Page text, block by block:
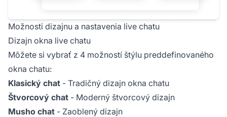
Možnosti dizajnu a nastavenia live chatu
Dizajn okna live chatu
Môžete si vybrať z 4 možností štýlu preddefinovaného
okna chatu:
Klasický chat - Tradičný dizajn okna chatu
Štvorcový chat - Moderný štvorcový dizajn
Musho chat - Zaoblený dizajn